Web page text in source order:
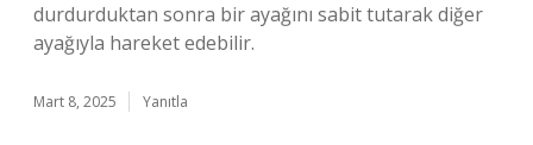
durdurduktan sonra bir ayağını sabit tutarak diğer
ayağıyla hareket edebilir.
Mart 8, 2025 Yanıtla